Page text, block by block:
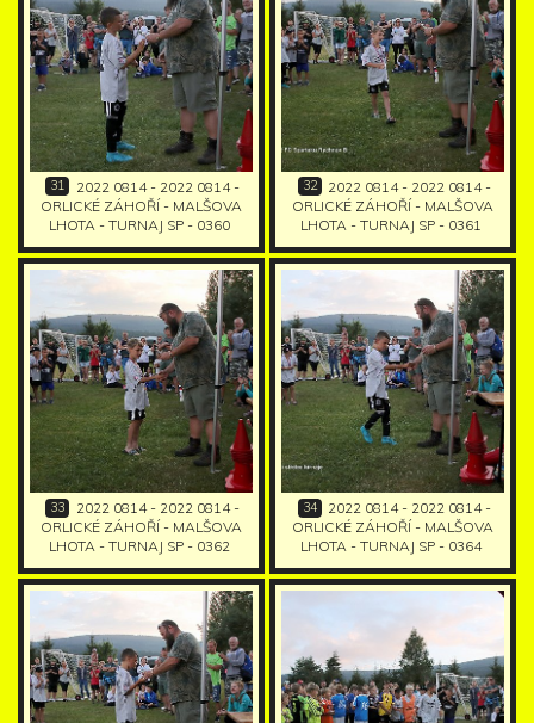
31
2022 0814 - 2022 0814 -
ORLICKÉ ZÁHOŘÍ - MALŠOVA
LHOTA - TURNAJ SP - 0360
32
2022 0814 - 2022 0814 -
ORLICKÉ ZÁHOŘÍ - MALŠOVA
LHOTA - TURNAJ SP - 0361
33
2022 0814 - 2022 0814 -
ORLICKÉ ZÁHOŘÍ - MALŠOVA
LHOTA - TURNAJ SP - 0362
34
2022 0814 - 2022 0814 -
ORLICKÉ ZÁHOŘÍ - MALŠOVA
LHOTA - TURNAJ SP - 0364